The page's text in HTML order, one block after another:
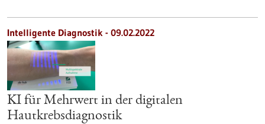
Intelligente Diagnostik - 09.02.2022
KI für Mehrwert in der digitalen
Hautkrebsdiagnostik